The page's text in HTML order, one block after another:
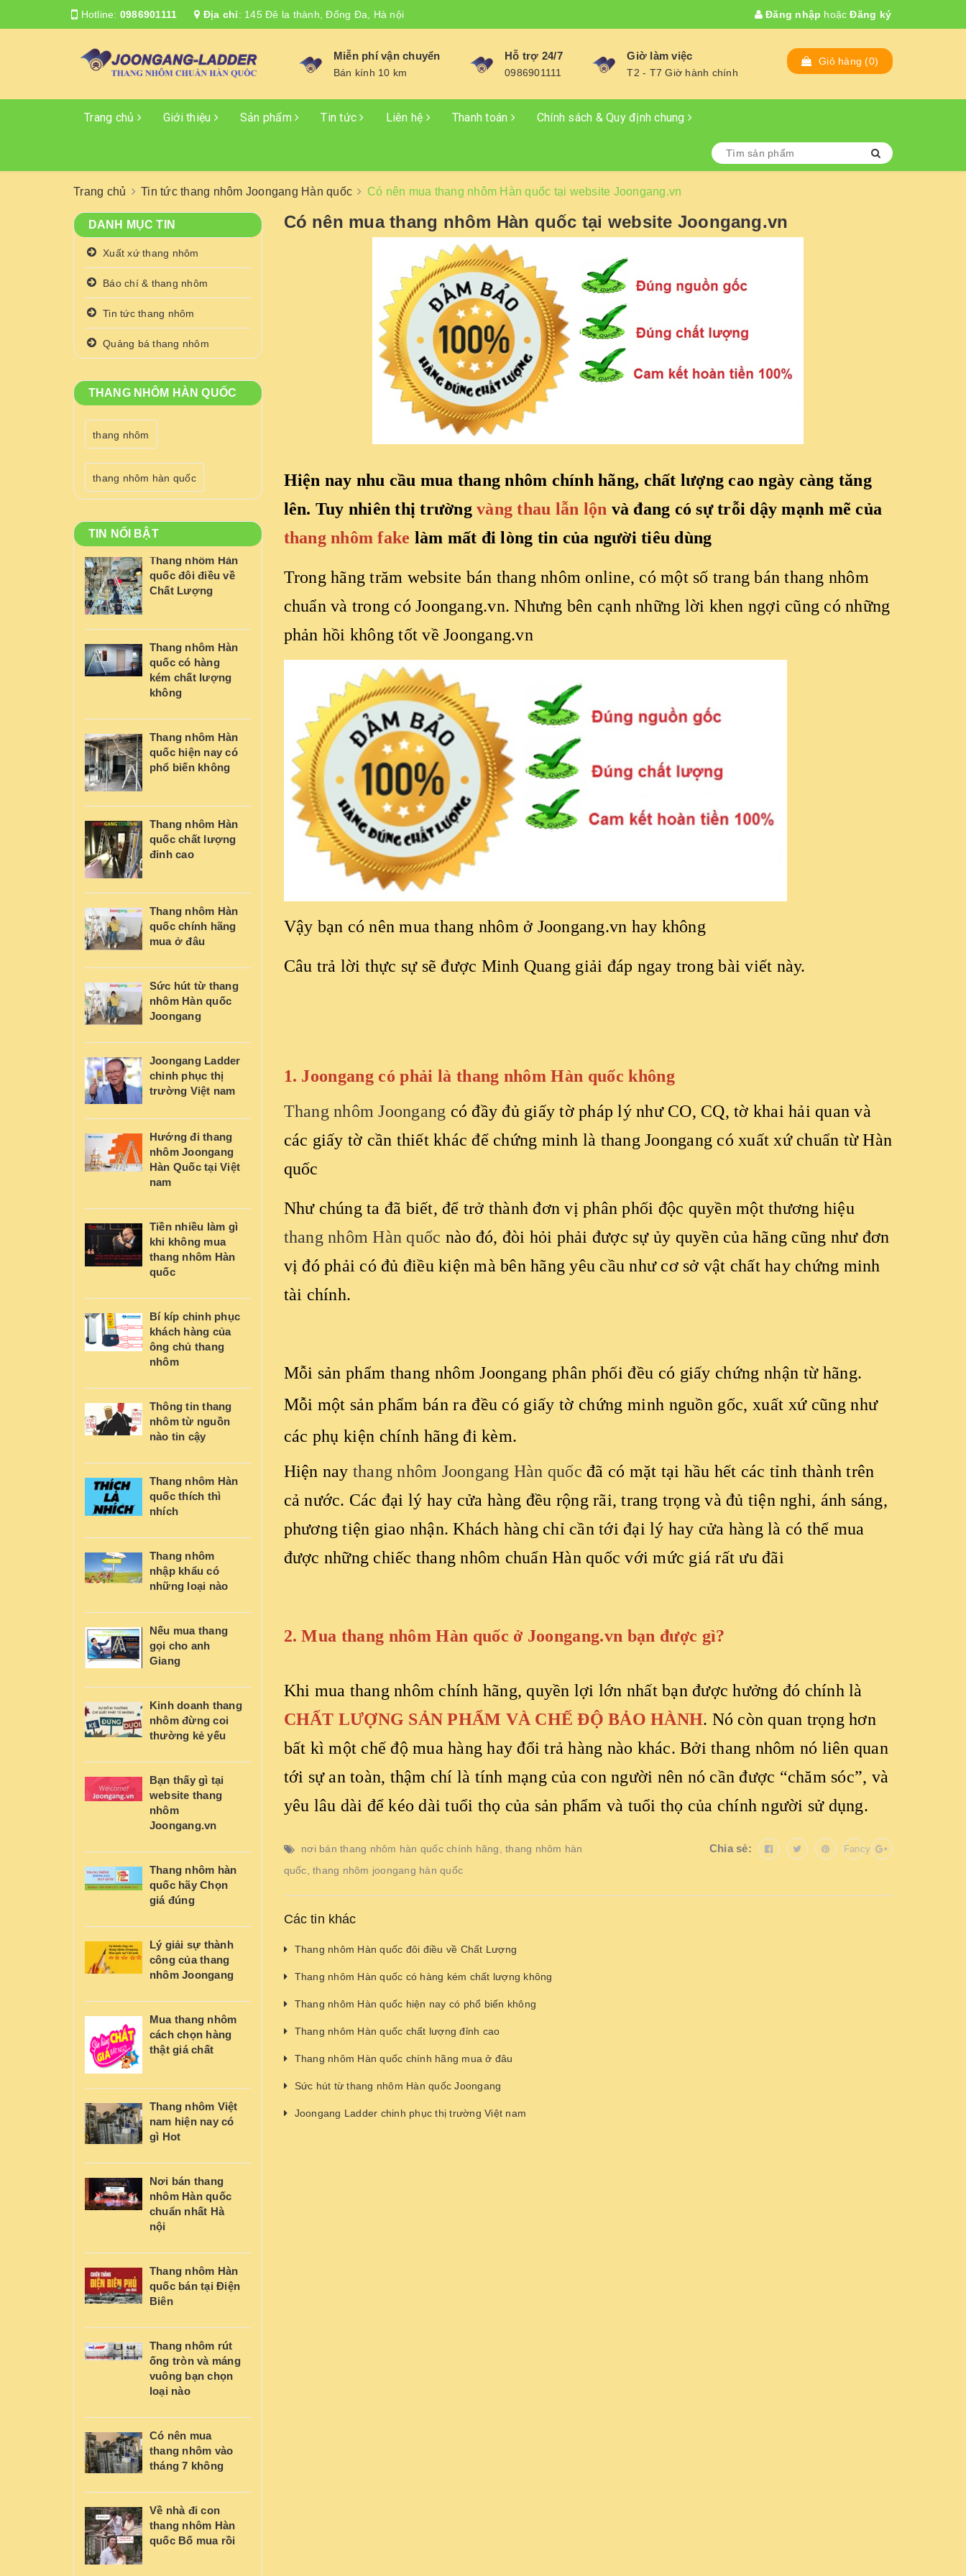
Hotline: 0986901111 Địa chỉ: 145 Đê la thành, Đống Đa, Hà nội Đăng nhập hoặc Đăng ký
Miễn phí vận chuyển
Bán kính 10 km
Hỗ trợ 24/7
0986901111
Giờ làm việc
T2 - T7 Giờ hành chính
Giỏ hàng (0)
Trang chủ Giới thiệu Sản phẩm Tin tức Liên hệ Thanh toán Chính sách & Quy định chung
Trang chủ Tin tức thang nhôm Joongang Hàn quốc Có nên mua thang nhôm Hàn quốc tại website Joongang.vn
Có nên mua thang nhôm Hàn quốc tại website Joongang.vn
Hiện nay nhu cầu mua thang nhôm chính hãng, chất lượng cao ngày càng tăng
lên. Tuy nhiên thị trường vàng thau lẫn lộn và đang có sự trỗi dậy mạnh mẽ của
thang nhôm fake làm mất đi lòng tin của người tiêu dùng
Trong hãng trăm website bán thang nhôm online, có một số trang bán thang nhôm
chuẩn và trong có Joongang.vn. Nhưng bên cạnh những lời khen ngợi cũng có những
phản hồi không tốt về Joongang.vn
Vậy bạn có nên mua thang nhôm ở Joongang.vn hay không
Câu trả lời thực sự sẽ được Minh Quang giải đáp ngay trong bài viết này.
1. Joongang có phải là thang nhôm Hàn quốc không
Thang nhôm Joongang có đầy đủ giấy tờ pháp lý như CO, CQ, tờ khai hải quan và
các giấy tờ cần thiết khác để chứng minh là thang Joongang có xuất xứ chuẩn từ Hàn
quốc
Như chúng ta đã biết, để trở thành đơn vị phân phối độc quyền một thương hiệu
thang nhôm Hàn quốc nào đó, đòi hỏi phải được sự ủy quyền của hãng cũng như đơn
vị đó phải có đủ điều kiện mà bên hãng yêu cầu như cơ sở vật chất hay chứng minh
tài chính.
Mỗi sản phẩm thang nhôm Joongang phân phối đều có giấy chứng nhận từ hãng.
Mỗi một sản phẩm bán ra đều có giấy tờ chứng minh nguồn gốc, xuất xứ cũng như
các phụ kiện chính hãng đi kèm.
Hiện nay thang nhôm Joongang Hàn quốc đã có mặt tại hầu hết các tỉnh thành trên
cả nước. Các đại lý hay cửa hàng đều rộng rãi, trang trọng và đủ tiện nghi, ánh sáng,
phương tiện giao nhận. Khách hàng chỉ cần tới đại lý hay cửa hàng là có thể mua
được những chiếc thang nhôm chuẩn Hàn quốc với mức giá rất ưu đãi
2. Mua thang nhôm Hàn quốc ở Joongang.vn bạn được gì?
Khi mua thang nhôm chính hãng, quyền lợi lớn nhất bạn được hưởng đó chính là
CHẤT LƯỢNG SẢN PHẨM VÀ CHẾ ĐỘ BẢO HÀNH. Nó còn quan trọng hơn
bất kì một chế độ mua hàng hay đổi trả hàng nào khác. Bởi thang nhôm nó liên quan
tới sự an toàn, thậm chí là tính mạng của con người nên nó cần được “chăm sóc”, và
yêu lâu dài để kéo dài tuổi thọ của sản phẩm và tuổi thọ của chính người sử dụng.
nơi bán thang nhôm hàn quốc chính hãng
thang nhôm hàn
quốc thang nhôm joongang hàn quốc
Chia sẻ: Fancy
Các tin khác
Thang nhôm Hàn quốc đôi điều về Chất Lượng
Thang nhôm Hàn quốc có hàng kém chất lượng không
Thang nhôm Hàn quốc hiện nay có phổ biến không
Thang nhôm Hàn quốc chất lượng đỉnh cao
Thang nhôm Hàn quốc chính hãng mua ở đâu
Sức hút từ thang nhôm Hàn quốc Joongang
Joongang Ladder chinh phục thị trường Việt nam
DANH MỤC TIN
Xuất xứ thang nhôm
Báo chí & thang nhôm
Tin tức thang nhôm
Quảng bá thang nhôm
THANG NHÔM HÀN QUỐC
thang nhôm
thang nhôm hàn quốc
TIN NỔI BẬT
Thang nhôm Hàn
quốc đôi điều về
Chất Lượng
Thang nhôm Hàn
quốc có hàng
kém chất lượng
không
Thang nhôm Hàn
quốc hiện nay có
phổ biến không
Thang nhôm Hàn
quốc chất lượng
đỉnh cao
Thang nhôm Hàn
quốc chính hãng
mua ở đâu
Sức hút từ thang
nhôm Hàn quốc
Joongang
Joongang Ladder
chinh phục thị
trường Việt nam
Hướng đi thang
nhôm Joongang
Hàn Quốc tại Việt
nam
Tiền nhiều làm gì
khi không mua
thang nhôm Hàn
quốc
Bí kíp chinh phục
khách hàng của
ông chủ thang
nhôm
Thông tin thang
nhôm từ nguồn
nào tin cậy
Thang nhôm Hàn
quốc thích thì
nhích
Thang nhôm
nhập khẩu có
những loại nào
Nếu mua thang
gọi cho anh
Giang
Kinh doanh thang
nhôm đừng coi
thường kẻ yếu
Bạn thấy gì tại
website thang
nhôm
Joongang.vn
Thang nhôm hàn
quốc hãy Chọn
giá đúng
Lý giải sự thành
công của thang
nhôm Joongang
Mua thang nhôm
cách chọn hàng
thật giá chất
Thang nhôm Việt
nam hiện nay có
gì Hot
Nơi bán thang
nhôm Hàn quốc
chuẩn nhất Hà
nội
Thang nhôm Hàn
quốc bán tại Điện
Biên
Thang nhôm rút
ống tròn và máng
vuông bạn chọn
loại nào
Có nên mua
thang nhôm vào
tháng 7 không
Về nhà đi con
thang nhôm Hàn
quốc Bố mua rồi